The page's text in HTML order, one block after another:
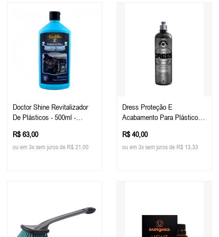
Doctor Shine Revitalizador
De Plásticos - 500ml -
R$ 63,00
ou em 3x sem juros de R$ 21,00
Dress Proteção E
Acabamento Para Plásticos
Tech
R$ 40,00
ou em 3x sem juros de R$ 13,33